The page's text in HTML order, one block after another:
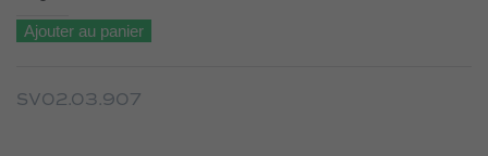
de
Ampoulier
–
Ajouter au panier
SV02.03.907